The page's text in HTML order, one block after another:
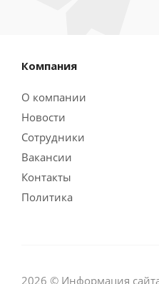
Компания
О компании
Новости
Сотрудники
Вакансии
Контакты
Политика
2026 © Информация